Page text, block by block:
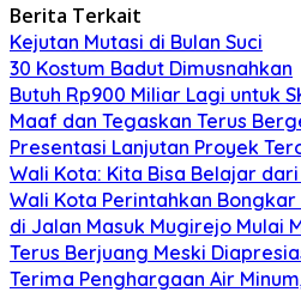
Berita Terkait
Kejutan Mutasi di Bulan Suci
30 Kostum Badut Dimusnahkan
Butuh Rp900 Miliar Lagi untuk
Maaf dan Tegaskan Terus
Presentasi Lanjutan Proyek
Wali Kota: Kita Bisa Belajar dari
Wali Kota Perintahkan
di Jalan Masuk Mugirejo Mulai
Terus Berjuang Meski
Terima Penghargaan Air